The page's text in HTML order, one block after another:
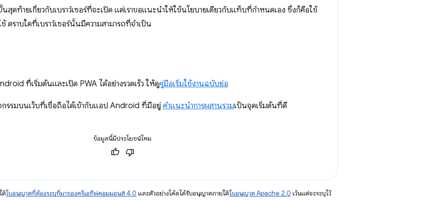
ดท้ายเกี่ยวกับเบราว์เซอร์ที่จะเปิด แต่เราขอแนะนำให้ใช้นโยบายเดียวกับแท็บที่กำหนดเอง ซึ่งก็คือใช้
ช้ ตราบใดที่เบราว์เซอร์นั้นมีความสามารถที่จำเป็น
ที่เริ่มต้นและเปิด PWA ได้อย่างรวดเร็ว ให้ดูคู่มือเริ่มใช้งานฉบับย่อ
กรรมบนเว็บที่เชื่อถือได้เข้ากับแอป Android ที่มีอยู่ คำแนะนำการผสานรวมเป็นจุดเริ่มต้นที่ดี
ข้อมูลนี้มีประโยชน์ไหม
ต้ใบอนุญาตที่ต้องระบุที่มาของครีเอทีฟคอมมอนส์ 4.0 และตัวอย่างโค้ดได้รับอนุญาตภายใต้ใบอนุญาต Apache 2.0 เว้นแต่จะระบุไว้